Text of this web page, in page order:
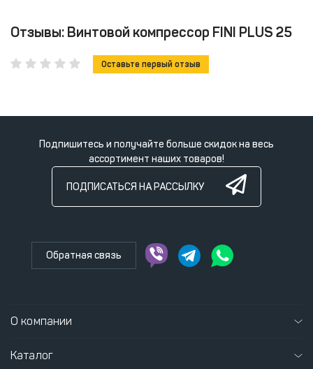
Отзывы: Винтовой компрессор FINI PLUS 25
Оставьте первый отзыв
Подпишитесь и получайте больше скидок на весь
ассортимент наших товаров!
ПОДПИСАТЬСЯ НА РАССЫЛКУ
Обратная связь
О компании
Каталог